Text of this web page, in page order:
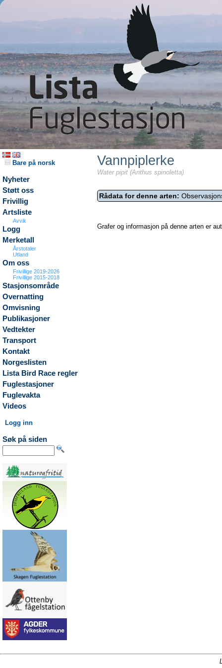
Bare på norsk
Nyheter
Støtt oss
Frivillig
Artsliste
Avvik
Logg
Merketall
Årstotaler
Utland
Om oss
Frivillige 2019-2026
Frivillige 2015-2018
Stasjonsområde
Overnatting
Omvisning
Publikasjoner
Vedtekter
Transport
Kontakt
Norgeslisten
Lista Bird Race regler
Fuglestasjoner
Fuglevakta
Videos
Logg inn
Søk på siden
Vannpiplerke
Water pipit (Anthus spinoletta)
Rådata for denne arten:
Grafer og informasjon på denne arten er